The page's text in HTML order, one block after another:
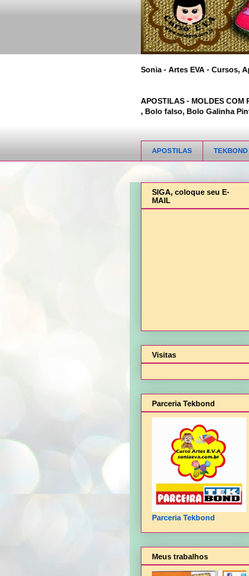
Sonia - Artes EVA - Cursos,
APOSTILAS - MOLDES COM
Animal Bambi 3D, Bolo falso, Bolo Galinha
APOSTILAS TEKBOND
SIGA, coloque seu E-
MAIL
Visitas
Parceria Tekbond
Parceria Tekbond
Meus trabalhos